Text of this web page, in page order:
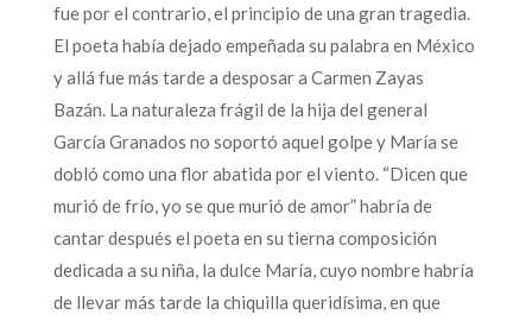
fue por el contrario, el principio de una gran tragedia.
El poeta había dejado empeñada su palabra en México
y allá fue más tarde a desposar a Carmen Zayas
Bazán. La naturaleza frágil de la hija del general
García Granados no soportó aquel golpe y María se
dobló como una flor abatida por el viento. “Dicen que
murió de frío, yo se que murió de amor” habría de
cantar después el poeta en su tierna composición
dedicada a su niña, la dulce María, cuyo nombre habría
de llevar más tarde la chiquilla queridísima, en que